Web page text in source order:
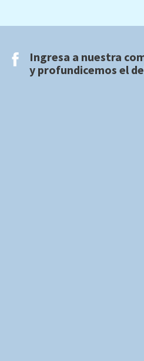
Ingresa a nuestra
y profundicemos el